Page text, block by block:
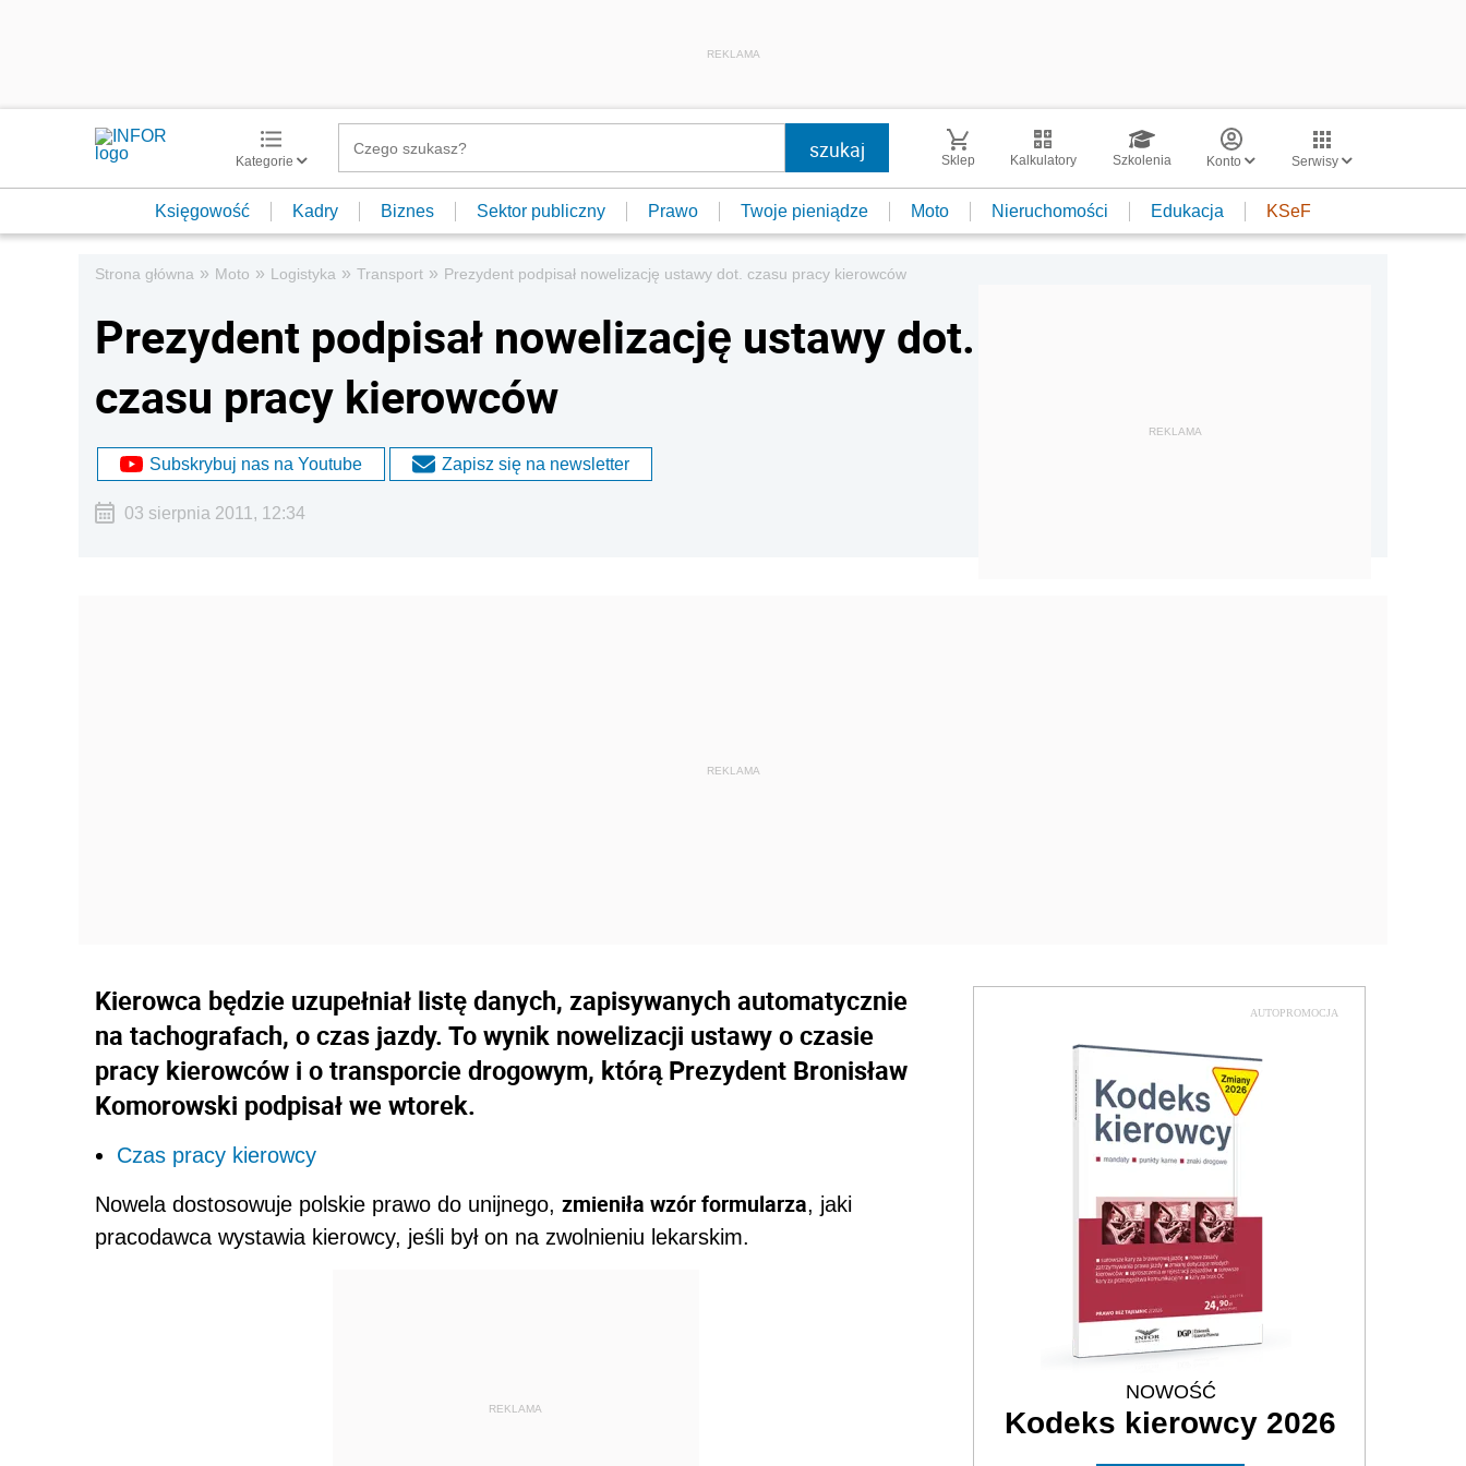
REKLAMA
Kategorie Sklep Kalkulatory Szkolenia Konto Serwisy
Księgowość Kadry Biznes Sektor publiczny Prawo Twoje pieniądze Moto Nieruchomości Edukacja KSeF
Strona główna » Moto » Logistyka » Transport » Prezydent podpisał nowelizację ustawy dot. czasu pracy kierowców
Prezydent podpisał nowelizację ustawy dot.
czasu pracy kierowców
Subskrybuj nas na Youtube Zapisz się na newsletter
03 sierpnia 2011, 12:34
REKLAMA
Kierowca będzie uzupełniał listę danych, zapisywanych automatycznie
na tachografach, o czas jazdy. To wynik nowelizacji ustawy o czasie
pracy kierowców i o transporcie drogowym, którą Prezydent Bronisław
Komorowski podpisał we wtorek.
Czas pracy kierowcy
Nowela dostosowuje polskie prawo do unijnego, zmieniła wzór formularza, jaki
pracodawca wystawia kierowcy, jeśli był on na zwolnieniu lekarskim.
REKLAMA
AUTOPROMOCJA
NOWOŚĆ
Kodeks kierowcy 2026